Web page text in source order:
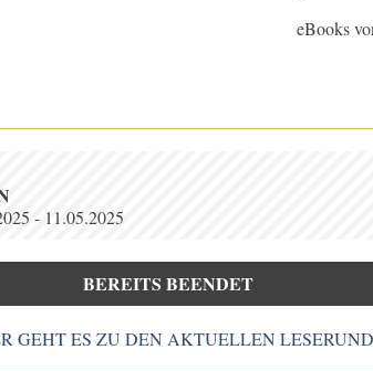
eBooks
- 11.05.2025
BEREITS BEENDET
GEHT ES ZU DEN AKTUELLEN